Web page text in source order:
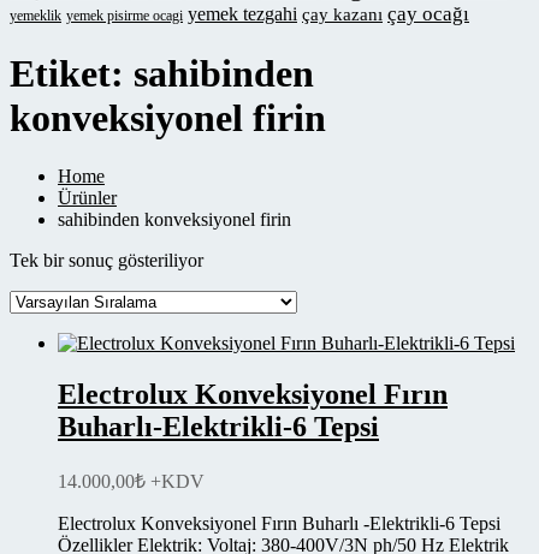
yemeklik yemek pisirme ocagi yemek tezgahi çay kazanı çay ocağı
Etiket: sahibinden
konveksiyonel firin
Home
Ürünler
sahibinden konveksiyonel firin
Tek bir sonuç gösteriliyor
Electrolux Konveksiyonel Fırın
Buharlı-Elektrikli-6 Tepsi
14.000,00₺ +KDV
Electrolux Konveksiyonel Fırın Buharlı -Elektrikli-6 Tepsi
Özellikler Elektrik: Voltaj: 380-400V/3N ph/50 Hz Elektrik